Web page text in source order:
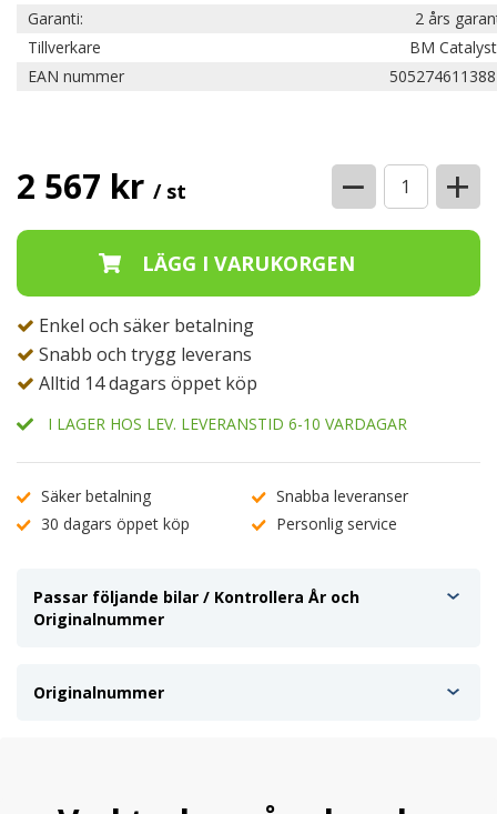
Garanti:
2 års
Tillverkare
BM
EAN nummer
2 567 kr / st − +
Enkel och säker betalning
Snabb och trygg leverans
Alltid 14 dagars öppet köp
I LAGER HOS LEV. LEVERANSTID 6-10 VARDAGAR
Säker betalning
Snabba leveranser
30 dagars öppet köp
Personlig service
Passar följande bilar / Kontrollera År och
Originalnummer
Originalnummer